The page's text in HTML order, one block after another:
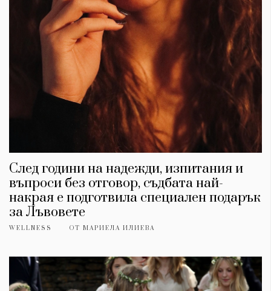
След години на надежди, изпитания и
въпроси без отговор, съдбата най-
накрая е подготвила специален подарък
за Лъвовете
WELLNESS ОТ МАРИЕЛА ИЛИЕВА
КАТЕГОРИИ ЗА НАС